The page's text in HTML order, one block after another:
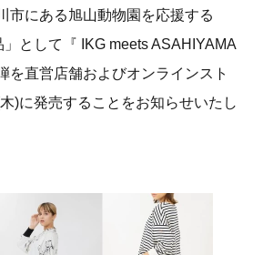
市にある旭山動物園を応援する
」として『 IKG meets ASAHIYAMA
を直営店舗およびオンラインスト
)に発売することをお知らせいたし